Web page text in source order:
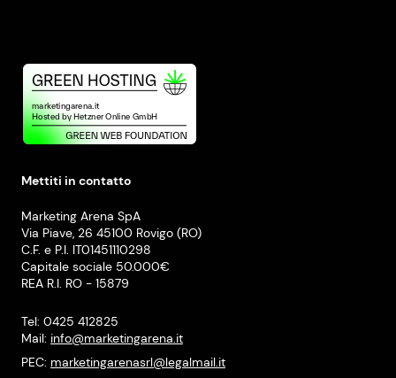
Mettiti in contatto
Marketing Arena SpA
Via Piave, 26 45100 Rovigo (RO)
C.F. e P.I. IT01451110298
Capitale sociale 50.000€
REA R.I. RO - 15879
Tel: 0425 412825
Mail: info@marketingarena.it
PEC: marketingarenasrl@legalmail.it